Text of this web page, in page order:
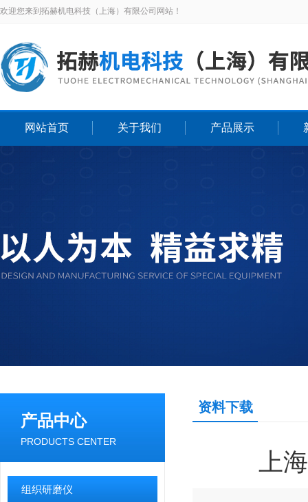
欢迎您来到拓赫机电科技（上海）有限公司网站！
网站首页 关于我们 产品展示
产品中心
PRODUCTS CENTER
组织研磨仪
资料下载
上